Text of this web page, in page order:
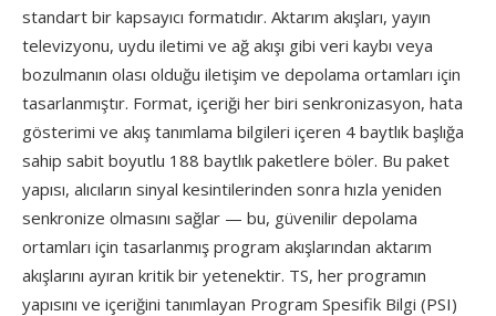
standart bir kapsayıcı formatıdır. Aktarım akışları, yayın
televizyonu, uydu iletimi ve ağ akışı gibi veri kaybı veya
bozulmanın olası olduğu iletişim ve depolama ortamları için
tasarlanmıştır. Format, içeriği her biri senkronizasyon, hata
gösterimi ve akış tanımlama bilgileri içeren 4 baytlık başlığa
sahip sabit boyutlu 188 baytlık paketlere böler. Bu paket
yapısı, alıcıların sinyal kesintilerinden sonra hızla yeniden
senkronize olmasını sağlar — bu, güvenilir depolama
ortamları için tasarlanmış program akışlarından aktarım
akışlarını ayıran kritik bir yetenektir. TS, her programın
yapısını ve içeriğini tanımlayan Program Spesifik Bilgi (PSI)